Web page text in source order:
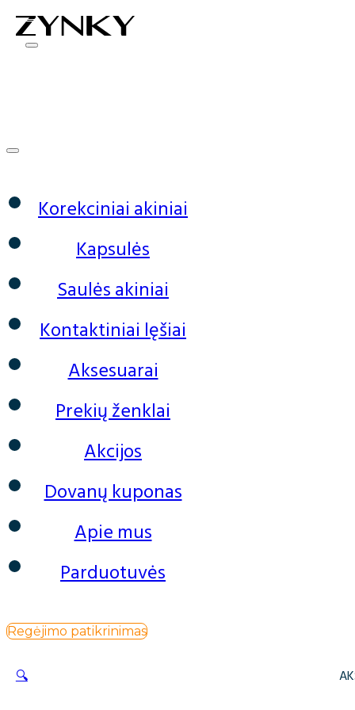
0
Korekciniai akiniai
Kapsulės
Saulės akiniai
Kontaktiniai lęšiai
Aksesuarai
Prekių ženklai
Akcijos
Dovanų kuponas
Apie mus
Parduotuvės
Regėjimo patikrinimas
🔍